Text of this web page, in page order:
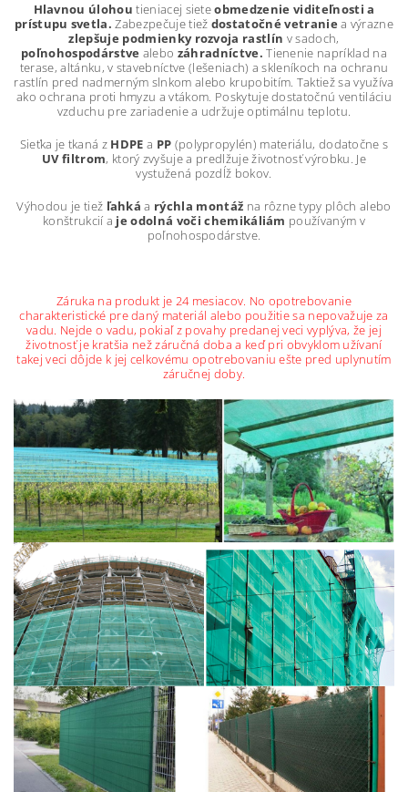
Hlavnou úlohou tieniacej sieteobmedzenie viditeľnosti a
prístupu svetla. Zabezpečuje tiež dostatočné vetranie a výrazne
zlepšuje podmienky rozvoja rastlín v sadoch,
poľnohospodárstve alebo záhradníctve.Tienenie napríklad na
terase, altánku, v stavebníctve (lešeniach) a skleníkoch na ochranu
rastlín pred nadmerným slnkom alebo krupobitím. Taktiež sa využíva
ako ochrana proti hmyzu a vtákom. Poskytuje dostatočnú ventiláciu
vzduchu pre zariadenie a udržuje optimálnu teplotu.
Sieťka je tkaná z HDPE a PP (polypropylén) materiálu, dodatočne s
UV filtrom, ktorý zvyšuje a predlžuje životnosť výrobku. Je
vystužená pozdĺž bokov.
Výhodou je tiež ľahká a rýchla montáž na rôzne typy plôch alebo
konštrukcií a je odolná voči chemikáliám používaným v
poľnohospodárstve.
Záruka na produkt je 24 mesiacov. No opotrebovanie
charakteristické pre daný materiál alebo použitie sa nepovažuje za
vadu. Nejde o vadu, pokiaľ z povahy predanej veci vyplýva, že jej
životnosť je kratšia než záručná doba a keď pri obvyklom užívaní
takej veci dôjde k jej celkovému opotrebovaniu ešte pred uplynutím
záručnej doby.